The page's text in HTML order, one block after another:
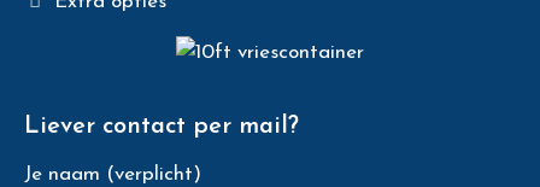
Liever contact per mail?
Je naam (verplicht)